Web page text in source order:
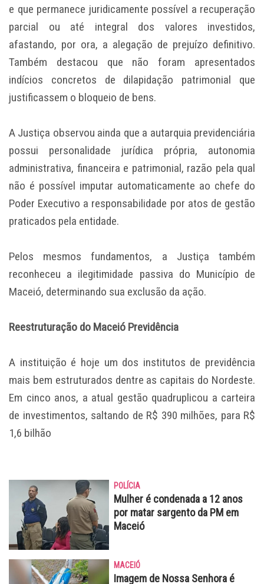
e que permanece juridicamente possível a recuperação
parcial ou até integral dos valores investidos,
afastando, por ora, a alegação de prejuízo definitivo.
Também destacou que não foram apresentados
indícios concretos de dilapidação patrimonial que
justificassem o bloqueio de bens.
A Justiça observou ainda que a autarquia previdenciária
possui personalidade jurídica própria, autonomia
administrativa, financeira e patrimonial, razão pela qual
não é possível imputar automaticamente ao chefe do
Poder Executivo a responsabilidade por atos de gestão
praticados pela entidade.
Pelos mesmos fundamentos, a Justiça também
reconheceu a ilegitimidade passiva do Município de
Maceió, determinando sua exclusão da ação.
Reestruturação do Maceió Previdência
A instituição é hoje um dos institutos de previdência
mais bem estruturados dentre as capitais do Nordeste.
Em cinco anos, a atual gestão quadruplicou a carteira
de investimentos, saltando de R$ 390 milhões, para R$
1,6 bilhão
POLÍCIA
Mulher é condenada a 12 anos
por matar sargento da PM em
Maceió
MACEIÓ
Imagem de Nossa Senhora é